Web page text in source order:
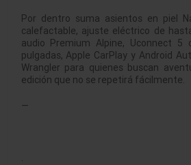
Por dentro suma asientos en piel
calefactable, ajuste eléctrico de
audio Premium Alpine, Uconnect 5
pulgadas, Apple CarPlay y Android
Wrangler para quienes buscan
edición que no se repetirá fácilmente.
—
.